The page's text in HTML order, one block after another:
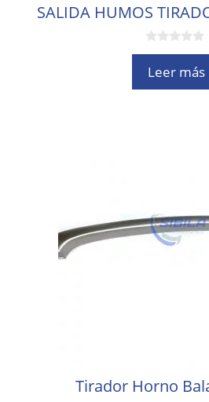
SALIDA HUMOS
0
e
Leer más
Tirador Horno